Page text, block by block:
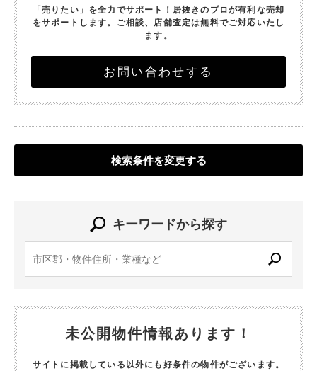
「売りたい」を全力でサポート！ 居抜きのプロが有利な売却
をサポートします。 ご相談、店舗査定は無料でご対応いたし
ます。
お問い合わせする
検索条件を変更する
キーワードから探す
未公開物件情報あります！
サイトに掲載している以外にも好条件の物件がございます。